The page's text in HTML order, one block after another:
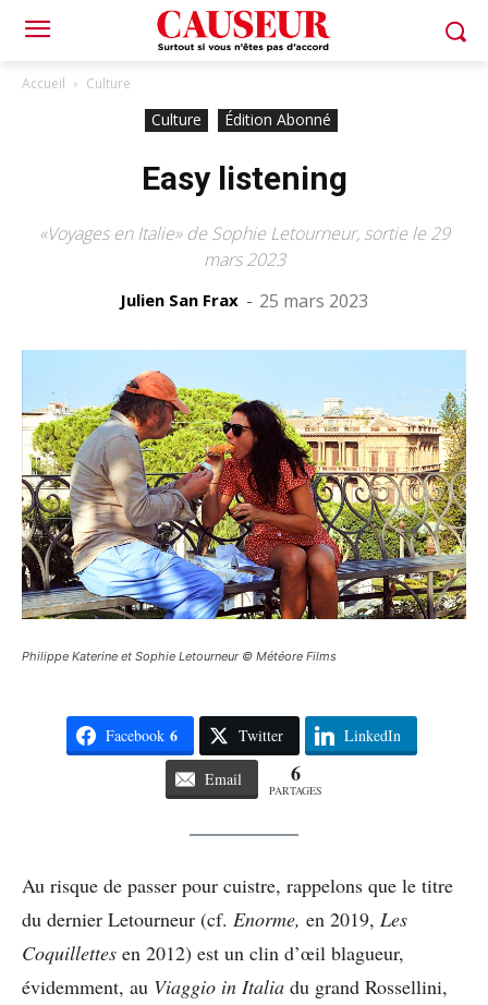
Accueil Culture
Culture Édition Abonné
Easy listening
«Voyages en Italie» de Sophie Letourneur, sortie le 29
mars 2023
Julien San Frax - 25 mars 2023
Philippe Katerine et Sophie Letourneur © Météore Films
Facebook 6 Twitter LinkedIn
Email 6
PARTAGES
Au risque de passer pour cuistre, rappelons que le titre
du dernier Letourneur (cf. Enorme, en 2019, Les
Coquillettes en 2012) est un clin d’œil blagueur,
évidemment, au Viaggio in Italia du grand Rossellini,